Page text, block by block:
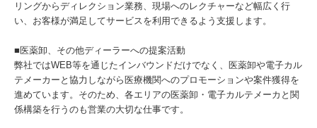
リングからディレクション業務、現場へのレクチャーなど幅広く行
い、お客様が満足してサービスを利用できるよう支援します。
■医薬卸、その他ディーラーへの提案活動
弊社ではWEB等を通じたインバウンドだけでなく、医薬卸や電子カル
テメーカーと協力しながら医療機関へのプロモーションや案件獲得を
進めています。そのため、各エリアの医薬卸・電子カルテメーカと関
係構築を行うのも営業の大切な仕事です。